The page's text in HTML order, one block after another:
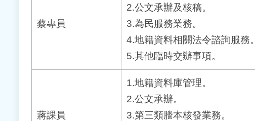
蔡專員
2.公文承辦及核稿。
3.為民服務業務。
4.地籍資料相關法令諮詢服務。
5.其他臨時交辦事項。
蔣課員
1.地籍資料庫管理。
2.公文承辦。
3.第三類謄本核發業務。